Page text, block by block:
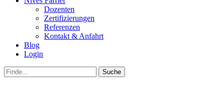
Dozenten
Zertifizierungen
Referenzen
Kontakt & Anfahrt
Blog
Login
bei
der
Suche
nach: